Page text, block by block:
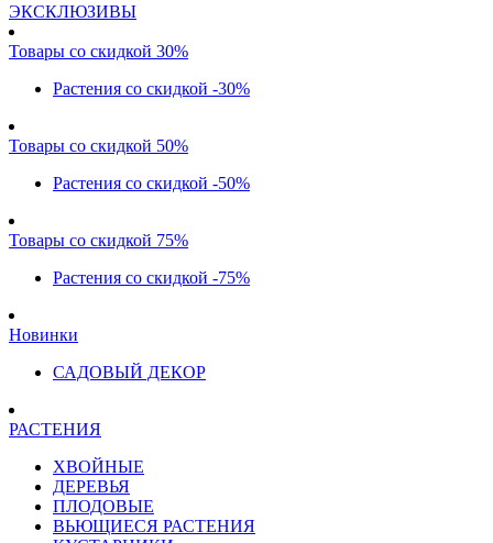
ЭКСКЛЮЗИВЫ
Товары со скидкой 30%
Растения со скидкой -30%
Товары со скидкой 50%
Растения со скидкой -50%
Товары со скидкой 75%
Растения со скидкой -75%
Новинки
САДОВЫЙ ДЕКОР
РАСТЕНИЯ
ХВОЙНЫЕ
ДЕРЕВЬЯ
ПЛОДОВЫЕ
ВЬЮЩИЕСЯ РАСТЕНИЯ